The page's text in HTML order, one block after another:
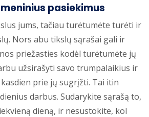
pasiekimus
jums, tačiau turėtumėte turėti ir
Nors abu tikslų sąrašai gali ir
priežasties kodėl turėtumėte jų
užsirašyti savo trumpalaikius ir
prie jų sugrįžti. Tai itin
darbus. Sudarykite sąrašą to,
dieną, ir nesustokite, kol